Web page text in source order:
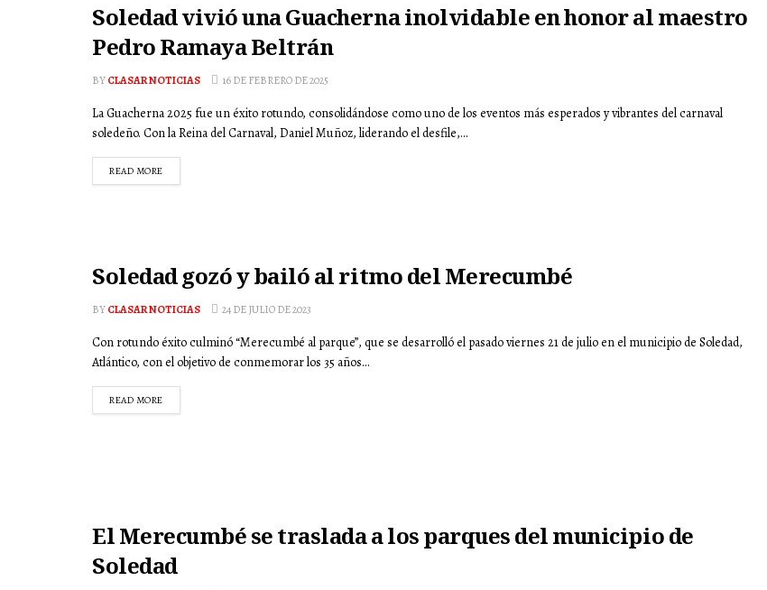
Soledad vivió una Guacherna inolvidable en honor al maestro
Pedro Ramaya Beltrán
BYCLASAR NOTICIAS 16 DE FEBRERO DE 2025
La Guacherna 2025 fue un éxito rotundo, consolidándose como uno de los eventos más esperados y vibrantes del carnaval
soledeño. Con la Reina del Carnaval, Daniel Muñoz, liderando el desfile,...
READ MORE
Soledad gozó y bailó al ritmo del Merecumbé
BYCLASAR NOTICIAS 24 DE JULIO DE 2023
Con rotundo éxito culminó “Merecumbé al parque”, que se desarrolló el pasado viernes 21 de julio en el municipio de Soledad,
Atlántico, con el objetivo de conmemorar los 35 años...
READ MORE
El Merecumbé se traslada a los parques del municipio de
Soledad